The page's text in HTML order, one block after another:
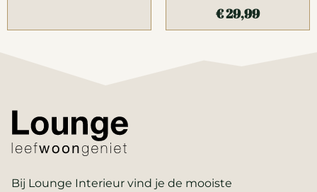
€29,99
Bij Lounge Interieur vind je de mooiste